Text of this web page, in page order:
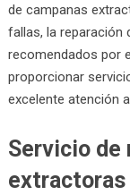
de campanas
fallas, la reparación
recomendados por
proporcionar
excelente atención
Servicio de
extractoras